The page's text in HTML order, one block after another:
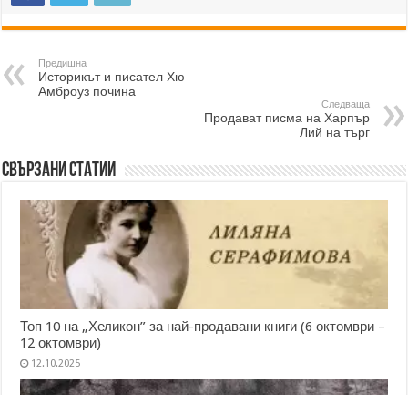
Предишна
Историкът и писател Хю
Амброуз почина
Следваща
Продават писма на Харпър
Лий на търг
Свързани статии
Топ 10 на „Хеликон” за най-продавани книги (6 октомври –
12 октомври)
12.10.2025